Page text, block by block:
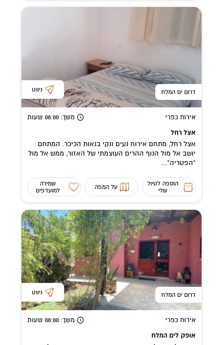
דרום ים המלח ניווט
אירוח כפרי משך: 08:00 שעות
אצל רחל
אצל רחל, מתחם אירוח נעים ונקי בנאות הכיכר. המתחם
יושב אל מול הנוף ההרים העוצמתי של האזור, ממש אל מול
"הפטריה"...
הוספה לטיול
שלי
על המפה
שמירה
למועדפים
דרום ים המלח ניווט
אירוח כפרי משך: 08:00 שעות
אופק לים המלח